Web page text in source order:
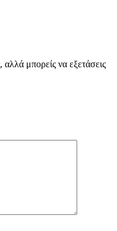
αλλά μπορείς να εξετάσεις